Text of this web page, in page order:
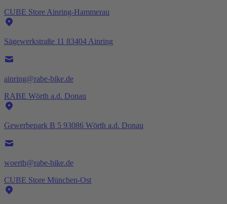
CUBE Store Ainring-Hammerau
Sägewerkstraße 11 83404 Ainring
ainring@rabe-bike.de
RABE Wörth a.d. Donau
Gewerbepark B 5 93086 Wörth a.d. Donau
woerth@rabe-bike.de
CUBE Store München-Ost